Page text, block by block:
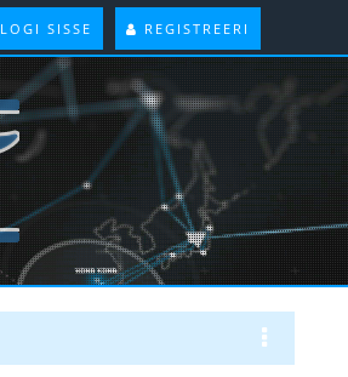
LOGI SISSE REGISTREERI